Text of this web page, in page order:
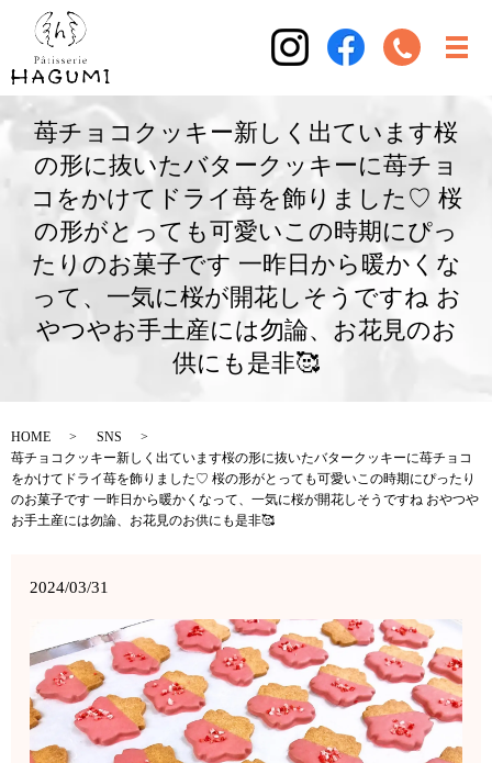
苺チョコクッキー新しく出ています桜
の形に抜いたバタークッキーに苺チョ
コをかけてドライ苺を飾りました♡ 桜
の形がとっても可愛いこの時期にぴっ
たりのお菓子です 一昨日から暖かくな
って、一気に桜が開花しそうですね お
やつやお手土産には勿論、お花見のお
供にも是非🥰
HOME
SNS
苺チョコクッキー新しく出ています桜の形に抜いたバタークッキーに苺チョコ
をかけてドライ苺を飾りました♡ 桜の形がとっても可愛いこの時期にぴったり
のお菓子です 一昨日から暖かくなって、一気に桜が開花しそうですね おやつや
お手土産には勿論、お花見のお供にも是非🥰
2024/03/31